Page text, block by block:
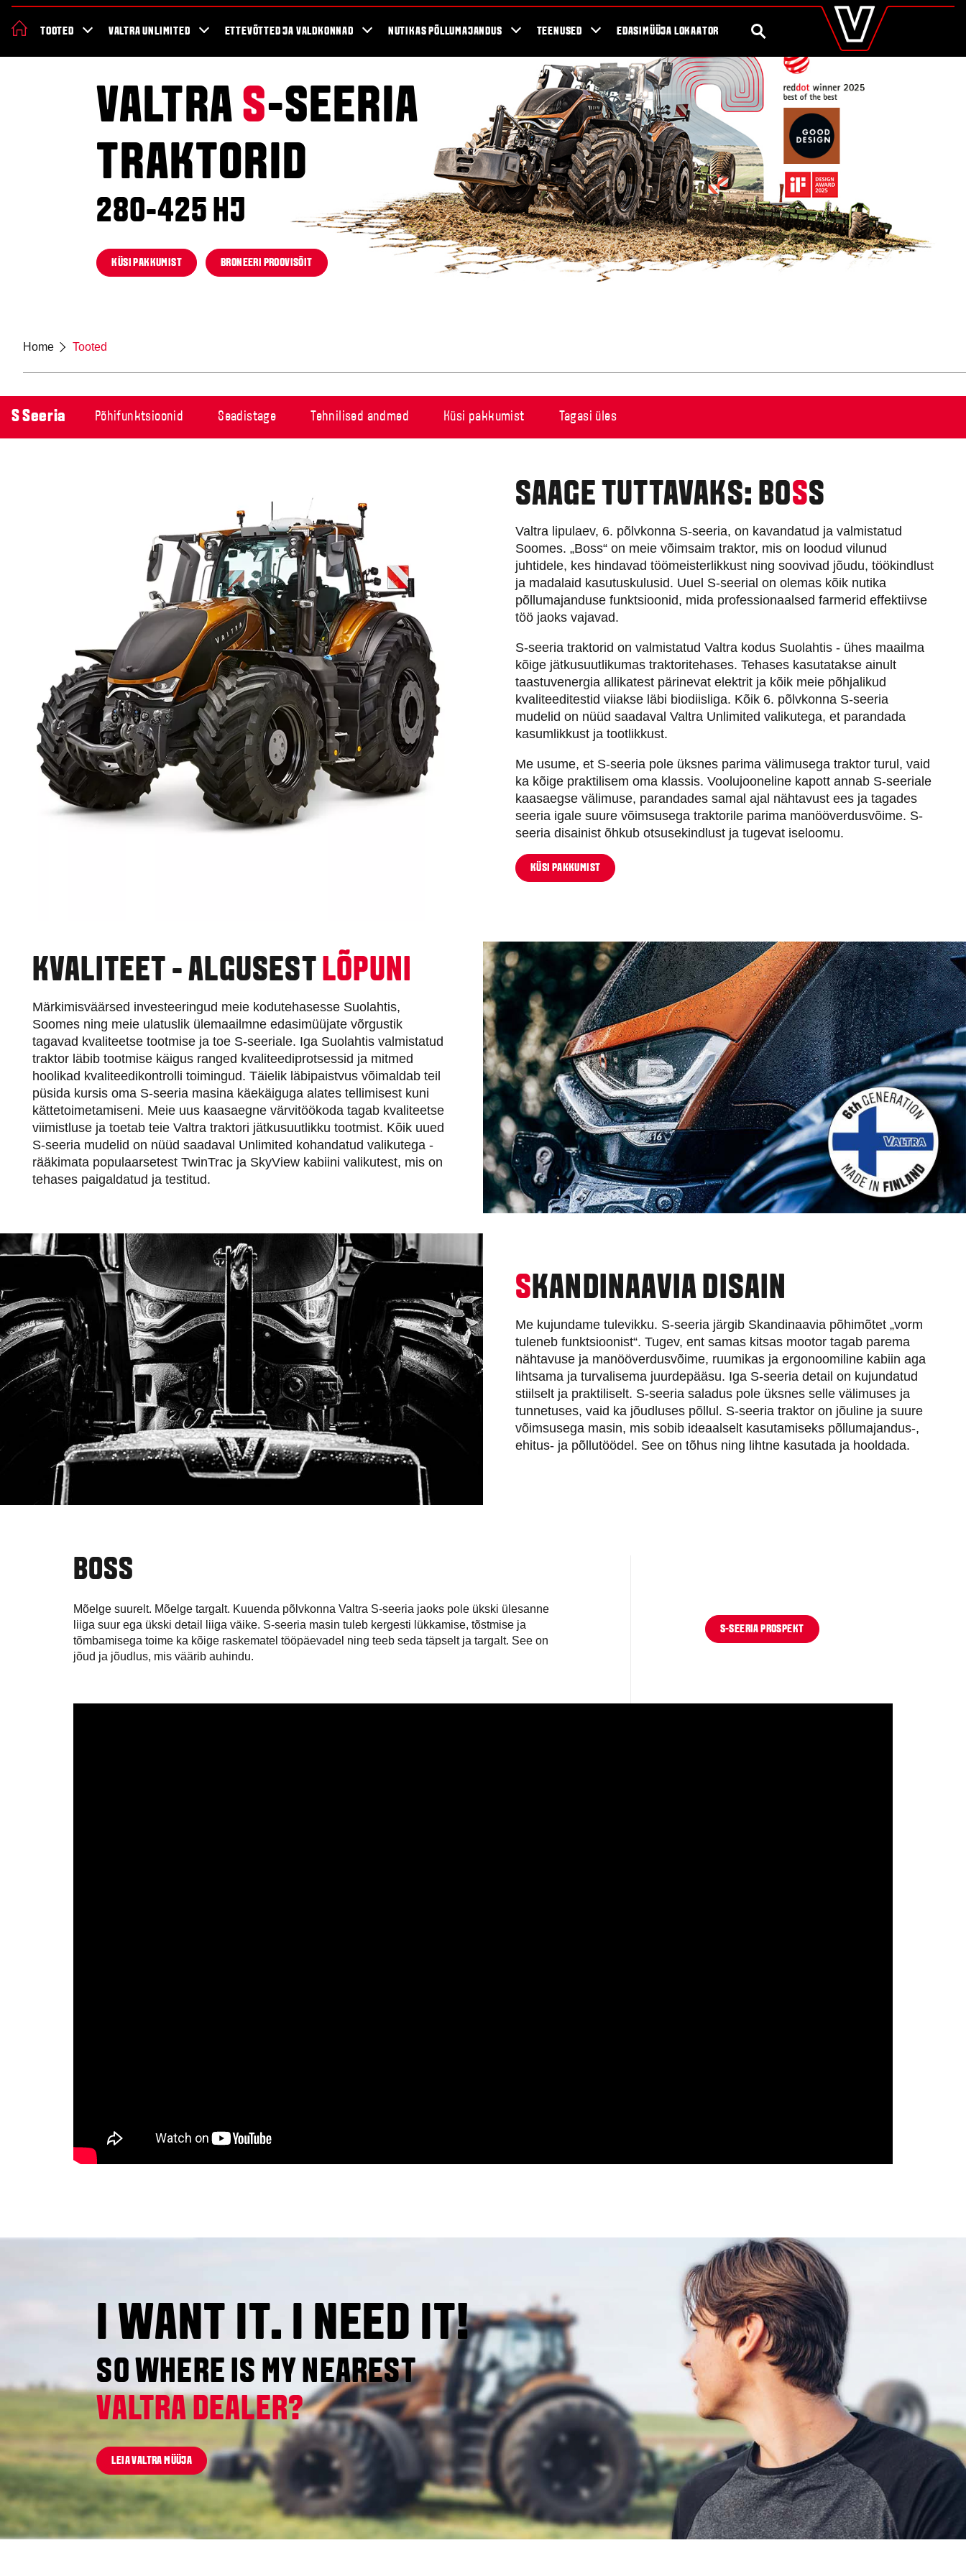
valtra.ee
Austria
Belgium
Czech Republic
Denmark
Estonia
Finland
France
Germany
Hungary
Italy
Latvia
Lithuania
The Netherlands
United Kingdom
United Arab Emirates
Africa
Asia
China
Australia
Australia & New Zealand
TOOTED VALTRA UNLIMITED ETTEVÕTTED JA VALDKONNAD NUTIKAS PÕLLUMAJANDUS TEENUSED EDASIMÜÜJA LOKAATOR OTSING
VALTRA S-SEERIA
TRAKTORID
280-425 HJ
KÜSI PAKKUMIST BRONEERI PROOVISÕIT
Home Tooted
S Seeria Põhifunktsioonid Seadistage Tehnilised andmed Küsi pakkumist Tagasi üles
SAAGE TUTTAVAKS: BOSS
Valtra lipulaev, 6. põlvkonna S-seeria, on kavandatud ja valmistatud
Soomes. „Boss“ on meie võimsaim traktor, mis on loodud vilunud
juhtidele, kes hindavad töömeisterlikkust ning soovivad jõudu, töökindlust
ja madalaid kasutuskulusid. Uuel S-seerial on olemas kõik nutika
põllumajanduse funktsioonid, mida professionaalsed farmerid effektiivse
töö jaoks vajavad.
S-seeria traktorid on valmistatud Valtra kodus Suolahtis - ühes maailma
kõige jätkusuutlikumas traktoritehases. Tehases kasutatakse ainult
taastuvenergia allikatest pärinevat elektrit ja kõik meie põhjalikud
kvaliteeditestid viiakse läbi biodiisliga. Kõik 6. põlvkonna S-seeria
mudelid on nüüd saadaval Valtra Unlimited valikutega, et parandada
kasumlikkust ja tootlikkust.
Me usume, et S-seeria pole üksnes parima välimusega traktor turul, vaid
ka kõige praktilisem oma klassis. Voolujooneline kapott annab S-seeriale
kaasaegse välimuse, parandades samal ajal nähtavust ees ja tagades
seeria igale suure võimsusega traktorile parima manööverdusvõime. S-
seeria disainist õhkub otsusekindlust ja tugevat iseloomu.
KÜSI PAKKUMIST
KVALITEET - ALGUSEST LÕPUNI
Märkimisväärsed investeeringud meie kodutehasesse Suolahtis,
Soomes ning meie ulatuslik ülemaailmne edasimüüjate võrgustik
tagavad kvaliteetse tootmise ja toe S-seeriale. Iga Suolahtis valmistatud
traktor läbib tootmise käigus ranged kvaliteediprotsessid ja mitmed
hoolikad kvaliteedikontrolli toimingud. Täielik läbipaistvus võimaldab teil
püsida kursis oma S-seeria masina käekäiguga alates tellimisest kuni
kättetoimetamiseni. Meie uus kaasaegne värvitöökoda tagab kvaliteetse
viimistluse ja toetab teie Valtra traktori jätkusuutlikku tootmist. Kõik uued
S-seeria mudelid on nüüd saadaval Unlimited kohandatud valikutega -
rääkimata populaarsetest TwinTrac ja SkyView kabiini valikutest, mis on
tehases paigaldatud ja testitud.
SKANDINAAVIA DISAIN
Me kujundame tulevikku. S-seeria järgib Skandinaavia põhimõtet „vorm
tuleneb funktsioonist“. Tugev, ent samas kitsas mootor tagab parema
nähtavuse ja manööverdusvõime, ruumikas ja ergonoomiline kabiin aga
lihtsama ja turvalisema juurdepääsu. Iga S-seeria detail on kujundatud
stiilselt ja praktiliselt. S-seeria saladus pole üksnes selle välimuses ja
tunnetuses, vaid ka jõudluses põllul. S-seeria traktor on jõuline ja suure
võimsusega masin, mis sobib ideaalselt kasutamiseks põllumajandus-,
ehitus- ja põllutöödel. See on tõhus ning lihtne kasutada ja hooldada.
BOSS
Mõelge suurelt. Mõelge targalt. Kuuenda põlvkonna Valtra S-seeria jaoks pole ükski ülesanne
liiga suur ega ükski detail liiga väike. S-seeria masin tuleb kergesti lükkamise, tõstmise ja
tõmbamisega toime ka kõige raskematel tööpäevadel ning teeb seda täpselt ja targalt. See on
jõud ja jõudlus, mis väärib auhindu.
S-SEERIA PROSPEKT
I WANT IT. I NEED IT!
SO WHERE IS MY NEAREST
VALTRA DEALER?
LEIA VALTRA MÜÜJA